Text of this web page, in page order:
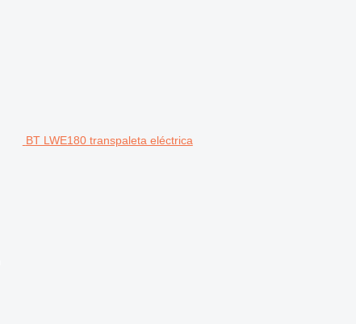
BT LWE180 transpaleta eléctrica